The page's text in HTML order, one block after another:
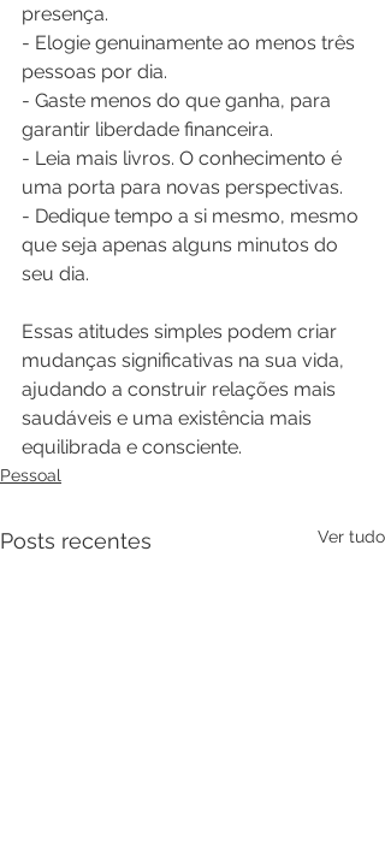
presença.
- Elogie genuinamente ao menos três
pessoas por dia.
- Gaste menos do que ganha, para
garantir liberdade financeira.
- Leia mais livros. O conhecimento é
uma porta para novas perspectivas.
- Dedique tempo a si mesmo, mesmo
que seja apenas alguns minutos do
seu dia.
Essas atitudes simples podem criar
mudanças significativas na sua vida,
ajudando a construir relações mais
saudáveis e uma existência mais
equilibrada e consciente.
Pessoal
Posts recentes Ver tudo